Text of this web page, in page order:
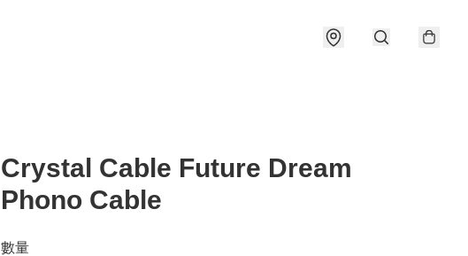
Crystal Cable Future Dream
Phono Cable
數量